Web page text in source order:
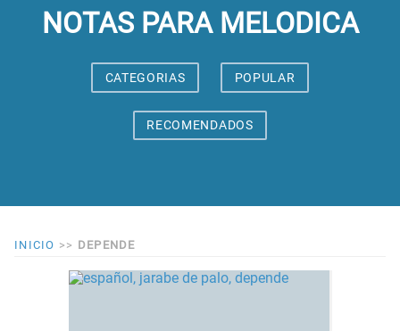
NOTAS PARA MELODICA
CATEGORIAS POPULAR
RECOMENDADOS
INICIO >> DEPENDE